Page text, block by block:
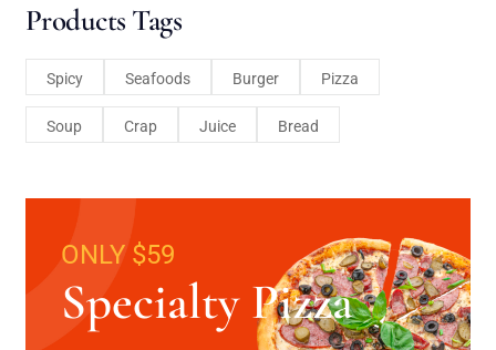
Products Tags
Spicy Seafoods Burger Pizza
Soup Crap Juice Bread
ONLY $59
Specialty Pizza